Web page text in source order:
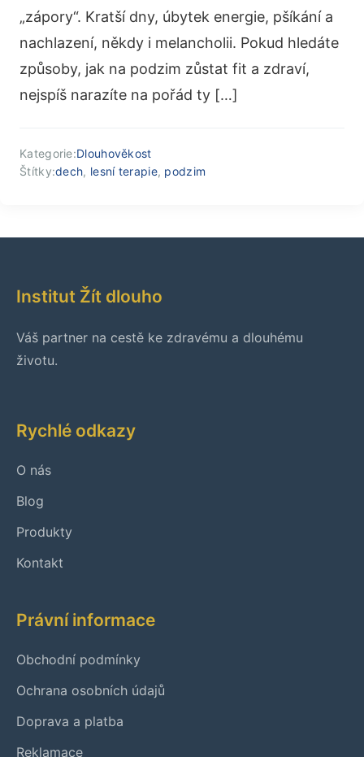
„zápory“. Kratší dny, úbytek energie, pšíkání a
nachlazení, někdy i melancholii. Pokud hledáte
způsoby, jak na podzim zůstat fit a zdraví,
nejspíš narazíte na pořád ty […]
Kategorie:Dlouhověkost
Štítky:dech, lesní terapie, podzim
Institut Žít dlouho
Váš partner na cestě ke zdravému a dlouhému
životu.
Rychlé odkazy
O nás
Blog
Produkty
Kontakt
Právní informace
Obchodní podmínky
Ochrana osobních údajů
Doprava a platba
Reklamace